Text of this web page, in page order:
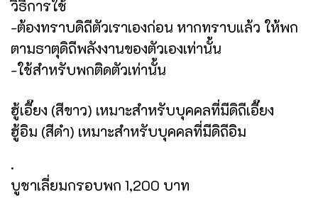
วิธีการใช้
-ต้องทราบดิถีตัวเราเองก่อน หากทราบแล้ว ให้พก
ตามธาตุดิถีพลังงานของตัวเองเท่านั้น
-ใช้สำหรับพกติดตัวเท่านั้น
ฮู้เอี๊ยง (สีขาว) เหมาะสำหรับบุคคลที่มีดิถีเอี๊ยง
ฮู้อิม (สีดำ) เหมาะสำหรับบุคคลที่มีดิถีอิม
.
บูชาเลี่ยมกรอบพก 1,200 บาท